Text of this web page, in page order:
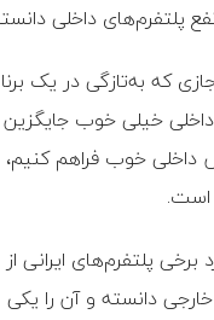
پلتفرم‌های داخلی
که به‌تازگی در یک
خیلی خوب
خوب فراهم
است.
برخی پلتفرم‌های
دانسته و آن را